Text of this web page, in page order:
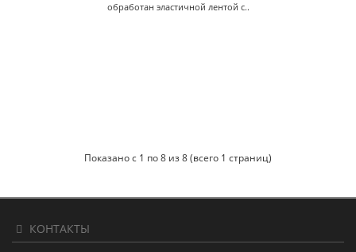
обработан эластичной лентой с..
Показано с 1 по 8 из 8 (всего 1 страниц)
КОНТАКТЫ